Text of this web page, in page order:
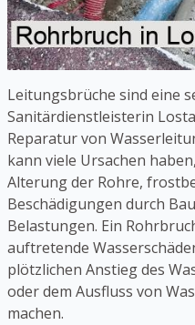
Leitungsbrüche sind eine
Sanitärdienstleisterin
Reparatur von
kann viele Ursachen
Alterung der Rohre,
Beschädigungen durch
Belastungen. Ein
auftretende
plötzlichen Anstieg des
oder dem Ausfluss von
machen.